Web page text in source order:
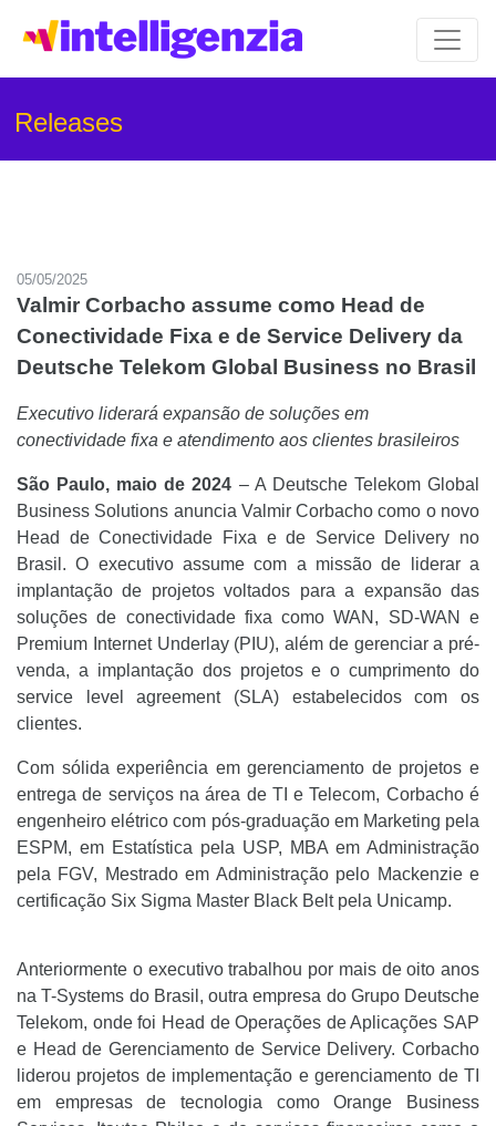
Releases
05/05/2025
Valmir Corbacho assume como Head de
Conectividade Fixa e de Service Delivery da
Deutsche Telekom Global Business no Brasil
Executivo liderará expansão de soluções em
conectividade fixa e atendimento aos clientes brasileiros
São Paulo, maio de 2024 – A Deutsche Telekom Global
Business Solutions anuncia Valmir Corbacho como o novo
Head de Conectividade Fixa e de Service Delivery no
Brasil. O executivo assume com a missão de liderar a
implantação de projetos voltados para a expansão das
soluções de conectividade fixa como WAN, SD-WAN e
Premium Internet Underlay (PIU), além de gerenciar a pré-
venda, a implantação dos projetos e o cumprimento do
service level agreement (SLA) estabelecidos com os
clientes.
Com sólida experiência em gerenciamento de projetos e
entrega de serviços na área de TI e Telecom, Corbacho é
engenheiro elétrico com pós-graduação em Marketing pela
ESPM, em Estatística pela USP, MBA em Administração
pela FGV, Mestrado em Administração pelo Mackenzie e
certificação Six Sigma Master Black Belt pela Unicamp.
Anteriormente o executivo trabalhou por mais de oito anos
na T-Systems do Brasil, outra empresa do Grupo Deutsche
Telekom, onde foi Head de Operações de Aplicações SAP
e Head de Gerenciamento de Service Delivery. Corbacho
liderou projetos de implementação e gerenciamento de TI
em empresas de tecnologia como Orange Business